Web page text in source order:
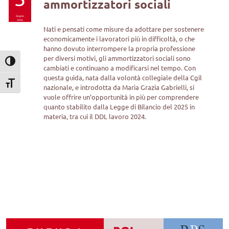
Attiva/disattiva alto contrasto
Attiva/disattiva dimensione testo
Giugno
2026
ammortizzatori sociali
Nati e pensati come misure da adottare per sostenere
economicamente i lavoratori più in difficoltà, o che
hanno dovuto interrompere la propria professione
per diversi motivi, gli ammortizzatori sociali sono
cambiati e continuano a modificarsi nel tempo. Con
questa guida, nata dalla volontà collegiale della Cgil
nazionale, e introdotta da Maria Grazia Gabrielli, si
vuole offrire un’opportunità in più per comprendere
quanto stabilito dalla Legge di Bilancio del 2025 in
materia, tra cui il DDL lavoro 2024.